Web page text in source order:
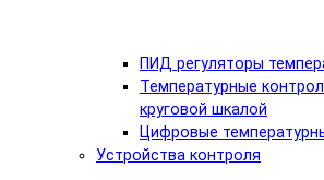
ПИД регуляторы
Температурные
круговой шкалой
Цифровые
Устройства контроля